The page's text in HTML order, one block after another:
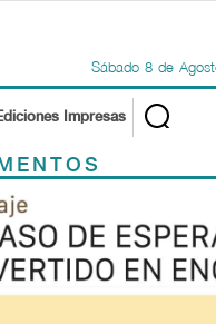
Sábado 8 de
Impresas
LOS